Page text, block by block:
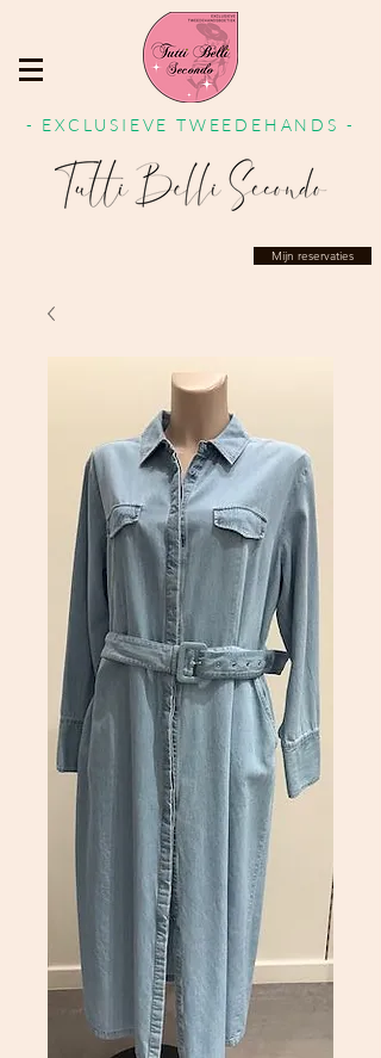
- EXCLUSIEVE TWEEDEHANDS -
Mijn reservaties